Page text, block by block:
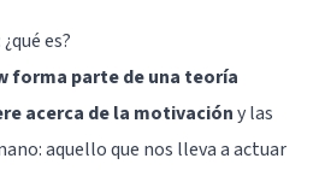
es?
forma parte de una teoría
acerca de la motivacióny las
aquello que nos lleva a actuar